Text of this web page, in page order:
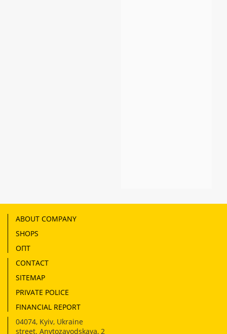
ABOUT COMPANY
SHOPS
ОПТ
CONTACT
SITEMAP
PRIVATE POLICE
FINANCIAL REPORT
04074, Kyiv, Ukraine
street. Anvtozavodskaya, 2